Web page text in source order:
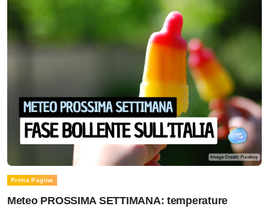
Prima Pagina
Meteo PROSSIMA SETTIMANA: temperature